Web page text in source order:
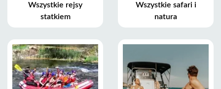
Wszystkie rejsy
statkiem
Wszystkie safari i
natura